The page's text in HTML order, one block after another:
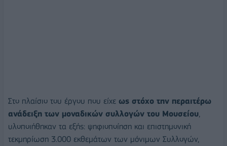
Στο πλαίσιο του έργου που είχε ως στόχο την περαιτέρω
ανάδειξη των μοναδικών συλλογών του Μουσείου,
υλοποιήθηκαν τα εξής: ψηφιοποίηση και επιστημονική
τεκμηρίωση 3.000 εκθεμάτων των μόνιμων Συλλογών,